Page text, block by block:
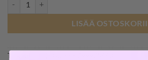
LISÄÄ
Tuotetunnus (SKU):